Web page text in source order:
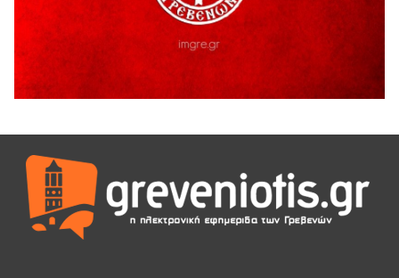
41η Γιορτή Κρασιού στο Τρίκωμο – «Γιορτή Παράδοσης»
5 Αυγούστου 2026
ΕΥΧΑΡΙΣΤΙΕΣ Φυσιολατρικού Συλλόγου Γρεβενών
4 Αυγούστου 2026
Έκτακτη χρηματοδότηση 400.000€ για επιπλέον εργασίες
στο Δημοτικό Στάδιο Γρεβενών «Μίλτος Τεντόγλου»